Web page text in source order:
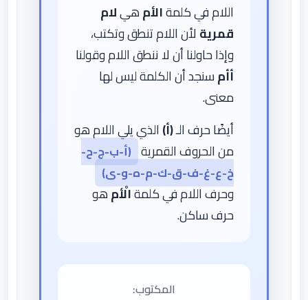
اللام في كلمةالأمهيلام
قمريةلأن اللام تنطق وتكتب،
وإذا حاولنا أن لا ننطق اللام وقولنا
أأمسنجد أن الكلمة ليس لها
معنى.
أيضًا حرف الـ(أ)الذي يلي اللام هو
من الحروف القمرية (أ-ب-ج-ح-
خ-ع-غ-ف-ق-ك-م-ه-و-ى)
وحرف اللام في كلمةالْأمهو
حرف ساكن.
المكتوب: